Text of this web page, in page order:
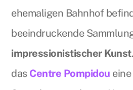
ehemaligen Bahnhof
beeindruckende
impressionistischer Kunst
das Centre Pompidou